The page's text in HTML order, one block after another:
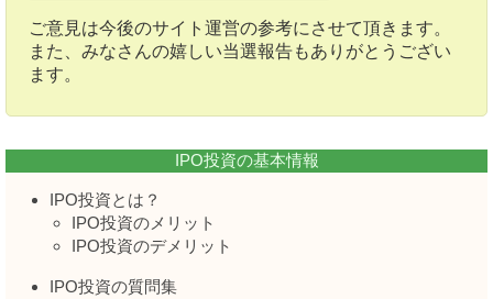
ご意見は今後のサイト運営の参考にさせて頂きます。
また、みなさんの嬉しい当選報告もありがとうござい
ます。
IPO投資の基本情報
IPO投資とは？
IPO投資のメリット
IPO投資のデメリット
IPO投資の質問集